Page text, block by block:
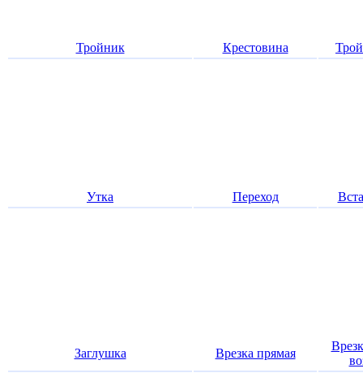
Тройник Крестовина
Утка Переход
Заглушка Врезка прямая